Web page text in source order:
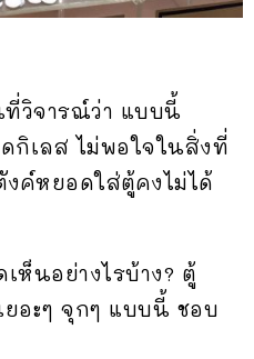
ที่วิจารณ์ว่า แบบนี้
กิเลส​ ไม่พอใจในสิ่งที่
ค์​หยอดใส่ตู้คงไม่ได้​
ห็นอย่างไรบ้าง? ตู้
ยอะๆ จุกๆ แบบนี้ ชอบ